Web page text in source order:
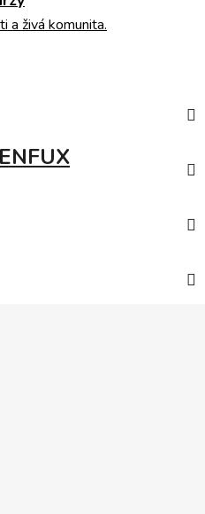
a živá komunita.